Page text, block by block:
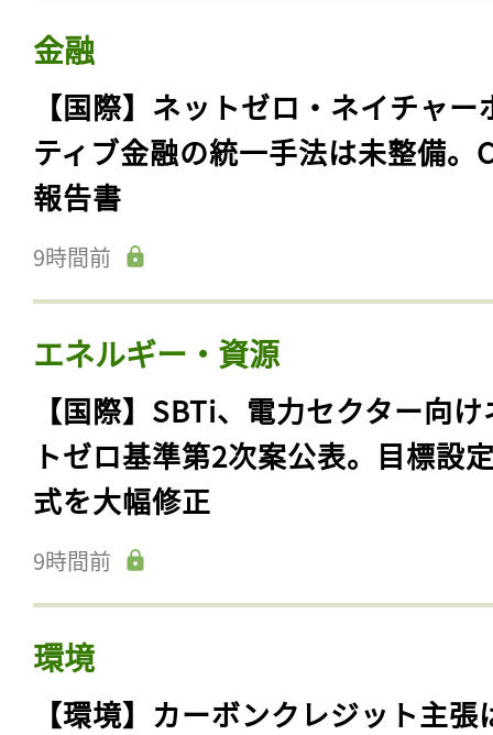
金融
【国際】ネットゼロ・ネイチャー
ティブ金融の統一手法は未整備。
報告書
9時間前
エネルギー・資源
【国際】SBTi、電力セクター向
トゼロ基準第2次案公表。目標設
式を大幅修正
9時間前
環境
【環境】カーボンクレジット主張